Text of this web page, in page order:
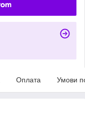
Оплата Умови